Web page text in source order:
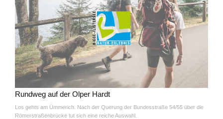
Rundweg auf der Olper Hardt
Los gehts am Ümmerich. Nach der Querung der Bundesstraße 54/55 über die
Römerstraßenbrücke tut sich eine reiche Auswahl.